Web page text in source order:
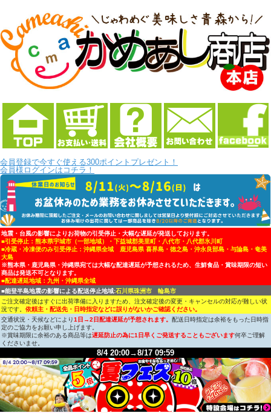
会員登録で今すぐ使える300ポイントプレゼント！
会員様ログインはコチラ！
地震・台風の影響によりお荷物の引受停止・大幅な遅延が発送しております。
■引受停止：熊本県宇城市（一部地域）・下益城郡美里町・八代市・八代郡氷川町
■冷蔵・冷凍便のみ引受停止：沖縄県全域 鹿児島県 喜界島・徳之島・沖永良部島・与論島・奄美
大島
※熊本県・鹿児島県・沖縄県宛ては大幅な配達遅延が予想されるため、生鮮食品・賞味期限の短い
商品は発送不可となります。
■配達遅延地域：九州・沖縄県全域
■能登半島地震の影響による配送停止地域:石川県珠洲市 輪島市
ご注文確定後はすぐに出荷準備に入りますため、注文確定後の変更・キャンセルの対応が難しい状
況です。 依頼主・配送先・日時指定などに誤りがないかご確認ください。
交通状況・天候などにより1日→2日配達遅延が予想されます。 配送日時指定は余裕をもった日時指
定のご協力をお願い申し上げます。
※賞味期限に余裕のある商品等は遅延防止の為に1日早くご発送することもございます何卒ご理解
くださいませ。
8/4 20:00→8/17 09:59